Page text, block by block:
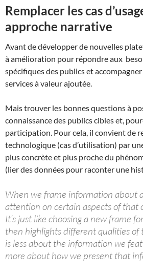
Remplacer les cas
approche narrative
Avant de développer de nouvelles
à amélioration pour répondre aux
spécifiques des publics et
services à valeur ajoutée.
Mais trouver les bonnes questions à
connaissance des publics cibles et,
participation. Pour cela, il convient de
technologique (cas d’utilisation) par
plus concrète et plus proche du
(lier des données pour raconter une
When we frame information about
attention on certain aspects of that
It’s just like choosing a new frame
then highlights different qualities of
is less about the information we
more about how we present that